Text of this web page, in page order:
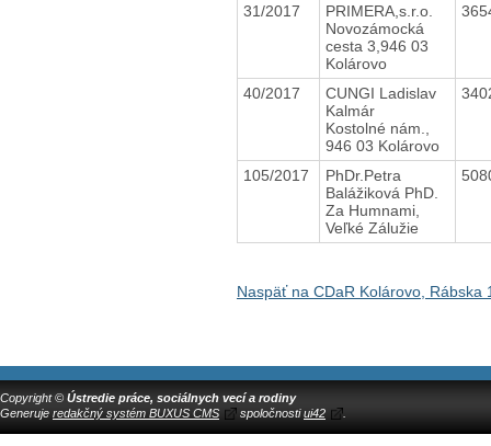
31/2017
PRIMERA,s.r.o.
Novozámocká
cesta 3,946 03
Kolárovo
40/2017
CUNGI Ladislav
Kalmár
Kostolné nám.,
946 03 Kolárovo
105/2017
PhDr.Petra
Balážiková PhD.
Za Humnami,
Veľké Zálužie
Naspäť na CDaR Kolárovo, Rábska
Copyright © Ústredie práce, sociálnych vecí a rodiny
Generuje redakčný systém BUXUS CMS spoločnostiui42